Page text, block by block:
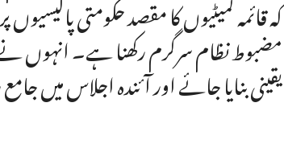
کہ قائمہ کمیٹیوں کا مقصد حکومتی
مضبوط نظام سرگرم رکھنا ہے۔ انہوں نے
یقینی بنایا جائے اور آئندہ اجلاس میں